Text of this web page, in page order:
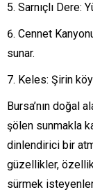
Sarnıçlı Dere:
Cennet
sunar.
Keles: Şirin
Bursa’nın doğal
şölen sunmakla
dinlendirici bir
güzellikler,
sürmek